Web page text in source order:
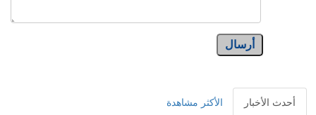
أرسال
أحدث الأخبار الأكثر مشاهدة